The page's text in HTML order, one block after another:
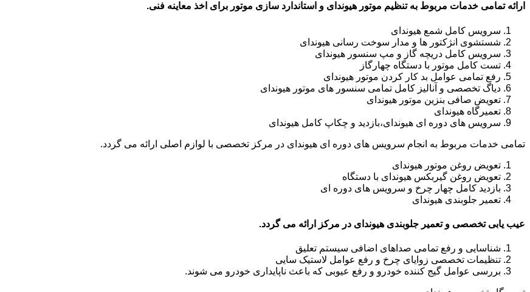
ارائه تمامی خدمات مربوط به تنظیم موتور هیوندای و استاندارد سازی موتور برای اخذ معاینه فنی.
سرویس کامل شمع هیوندای
شستشوی انژکتور ها و مدار سوخت رسانی هیوندای
سرویس کامل دریچه گاز و مپ سنسور هیوندای
تست کامل موتور با دستگاه چهارگاز
رفع تمامی عوامل بد کار کردن موتور هیوندای
دیاگ تخصصی و آنالیز کامل تمامی سنسور های موتور هیوندای
تعویض صافی بنزین موتور هیوندای
تعمیرگاه هیوندای
سرویس های دوره ای هیوندای،بازدید و چکاپ کامل هیوندای
تمامی خدمات مربوط به انجام سرویس های دوره ای هیوندای در مرکز تخصصی با لوازم اصلی ارائه می گردد.
تعویض روغن موتور هیوندای
تعویض روغن گیربکس هیوندای با دستگاه
بازدید کامل چهار چرخ و سرویس های دوره ای
تعمیر جلوبندی هیوندای
عیب یابی تخصصی و تعمیر جلوبندی هیوندای در مرکز ارائه می گردد.
شناسایی و رفع تمامی صداهای اضافی سیستم تعلیق
تنظیمات تخصصی زوایای چرخ و رفع عوامل لاستیک سایی
بررسی عوامل گیج کننده خودرو و رفع عیوبی که باعث ناپایداری خودرو می شوند.